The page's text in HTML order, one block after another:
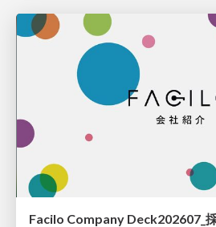
Facilo Company Deck202607_